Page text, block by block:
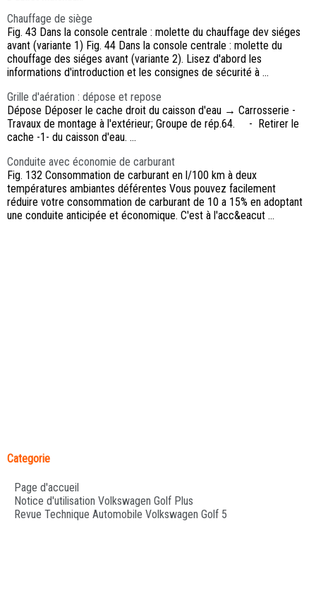
Chauffage de siège
Fig. 43 Dans la console centrale : molette du chauffage dev siéges
avant (variante 1) Fig. 44 Dans la console centrale : molette du
chouffage des siéges avant (variante 2). Lisez d'abord les
informations d'introduction et les consignes de sécurité à ...
Grille d'aération : dépose et repose
Dépose Déposer le cache droit du caisson d'eau → Carrosserie -
Travaux de montage à l'extérieur; Groupe de rép.64. - Retirer le
cache -1- du caisson d'eau. ...
Conduite avec économie de carburant
Fig. 132 Consommation de carburant en l/100 km à deux
températures ambiantes déférentes Vous pouvez facilement
réduire votre consommation de carburant de 10 a 15% en adoptant
une conduite anticipée et économique. C'est à l'acc&eacut ...
Categorie
Page d'accueil
Notice d'utilisation Volkswagen Golf Plus
Revue Technique Automobile Volkswagen Golf 5